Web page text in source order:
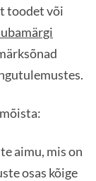
toodet või
aimu, mis on
osas kõige